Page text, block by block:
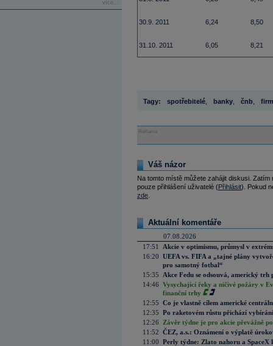
více...
30.9. 2011 6,24 8,50
31.10. 2011 6,05 8,21
Tagy: spotřebitelé banky čnb
Reklama
Váš názor
Na tomto místě můžete zahájit diskusi.
pouze přihlášení uživatelé (Přihlásit). Pokud
zde
Aktuální komentáře
07.08.2026
17:51
Akcie v optimismu, průmysl v
16:20 UEFA vs. FIFA a „tajné plány
pro samotný fotbal“
15:35
Akce Fedu se odsouvá, americký
14:46 Vysychající řeky a ničivé požáry v
finanční trhy
12:55 Co je vlastně cílem americké
12:35 Po raketovém růstu přichází
12:26
Závěr týdne je pro akcie převážně
11:52 ČEZ, a.s.: Oznámení o výplatě
11:00 Perly týdne: Zlato nahoru a SpaceX